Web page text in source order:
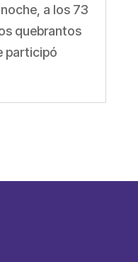
a los 73
quebrantos
participó